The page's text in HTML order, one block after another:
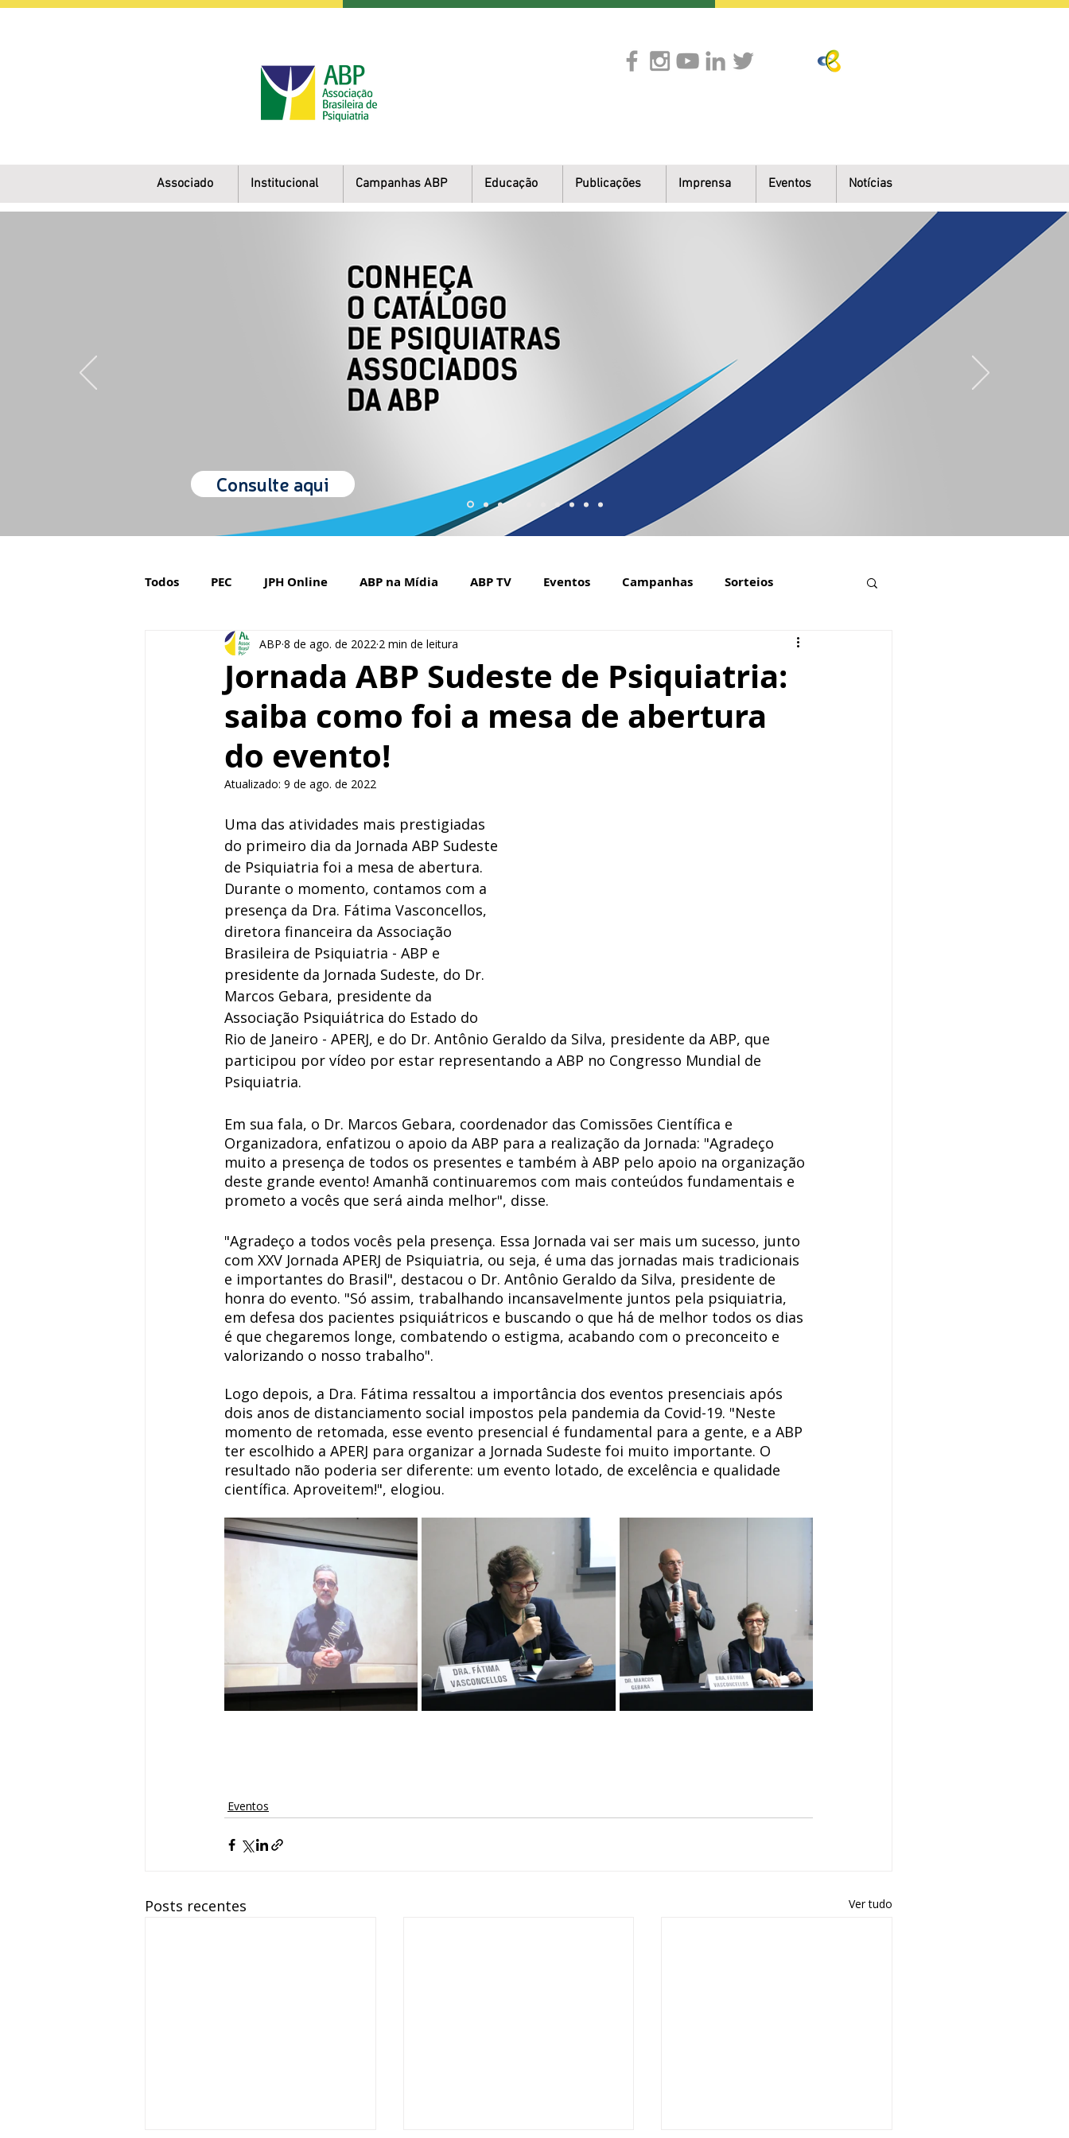
Associado Institucional Campanhas ABP Educação Publicações Imprensa Eventos Notícias
Consulte aqui
Todos PEC JPH Online ABP na Mídia ABP TV Eventos Campanhas Sorteios
Orgulho de ser Psiquiatra Setembro Amarelo na mídia
Jornada ABP Sudeste de Psiquiatria:
saiba como foi a mesa de abertura
do evento!
ABP 8 de ago. de 2022 2 min de leitura
Atualizado: 9 de ago. de 2022
Uma das atividades mais prestigiadas
do primeiro dia da Jornada ABP Sudeste
de Psiquiatria foi a mesa de abertura.
Durante o momento, contamos com a
presença da Dra. Fátima Vasconcellos,
diretora financeira da Associação
Brasileira de Psiquiatria - ABP e
presidente da Jornada Sudeste, do Dr.
Marcos Gebara, presidente da
Associação Psiquiátrica do Estado do
Rio de Janeiro - APERJ, e do Dr. Antônio Geraldo da Silva, presidente da ABP, que
participou por vídeo por estar representando a ABP no Congresso Mundial de
Psiquiatria.
Em sua fala, o Dr. Marcos Gebara, coordenador das Comissões Científica e
Organizadora, enfatizou o apoio da ABP para a realização da Jornada: "Agradeço
muito a presença de todos os presentes e também à ABP pelo apoio na organização
deste grande evento! Amanhã continuaremos com mais conteúdos fundamentais e
prometo a vocês que será ainda melhor", disse.
"Agradeço a todos vocês pela presença. Essa Jornada vai ser mais um sucesso, junto
com XXV Jornada APERJ de Psiquiatria, ou seja, é uma das jornadas mais tradicionais
e importantes do Brasil", destacou o Dr. Antônio Geraldo da Silva, presidente de
honra do evento. "Só assim, trabalhando incansavelmente juntos pela psiquiatria,
em defesa dos pacientes psiquiátricos e buscando o que há de melhor todos os dias
é que chegaremos longe, combatendo o estigma, acabando com o preconceito e
valorizando o nosso trabalho".
Logo depois, a Dra. Fátima ressaltou a importância dos eventos presenciais após
dois anos de distanciamento social impostos pela pandemia da Covid-19. "Neste
momento de retomada, esse evento presencial é fundamental para a gente, e a ABP
ter escolhido a APERJ para organizar a Jornada Sudeste foi muito importante. O
resultado não poderia ser diferente: um evento lotado, de excelência e qualidade
científica. Aproveitem!", elogiou.
Eventos
Posts recentes Ver tudo